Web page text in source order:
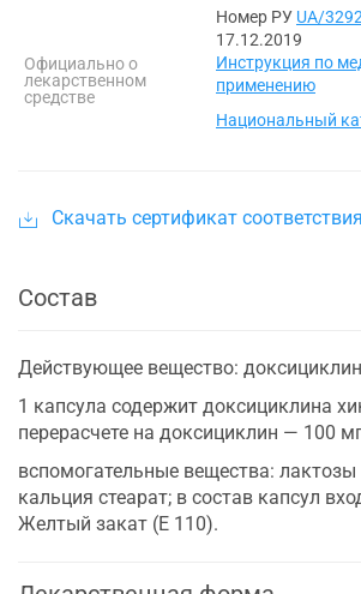
Официально о
лекарственном
средстве
Номер РУ UA/
17.12.2019
Инструкция по
применению
Национальный
Скачать сертификат соответствия
Состав
Действующее вещество:
1 капсула содержит доксициклина
перерасчете на доксициклин — 100
вспомогательные вещества:
кальция стеарат; в состав капсул
Желтый закат (Е 110).